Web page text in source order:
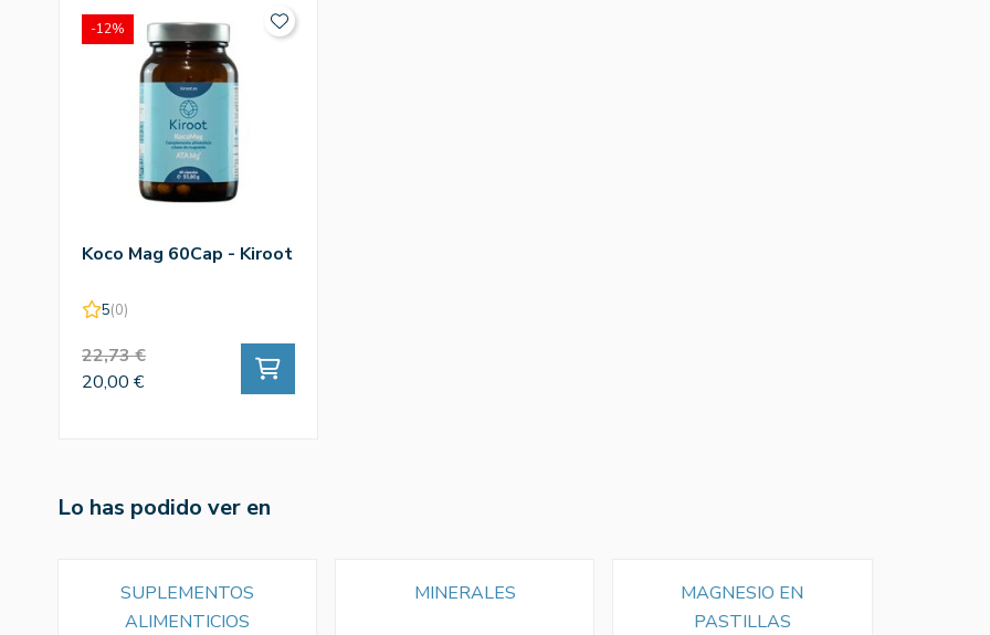
Koco Mag 60Cap - Kiroot
5(0)
22,73 €
20,00 €
-12%
Lo has podido ver en
SUPLEMENTOS
ALIMENTICIOS
MINERALES
MAGNESIO EN
PASTILLAS